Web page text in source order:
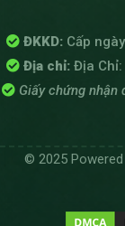
ĐKKD: Cấp
Địa chỉ:Địa Chỉ:
Giấy chứng nhận
© 2025 Powered